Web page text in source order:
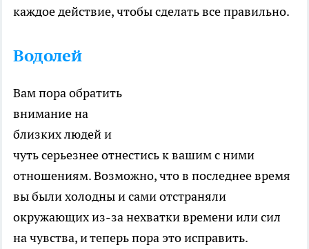
каждое действие, чтобы сделать все правильно.
Водолей
Вам пора обратить
внимание на
близких людей и
чуть серьезнее отнестись к вашим с ними
отношениям. Возможно, что в последнее время
вы были холодны и сами отстраняли
окружающих из-за нехватки времени или сил
на чувства, и теперь пора это исправить.